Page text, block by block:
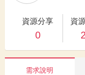
資源分享
0
資
需求說明